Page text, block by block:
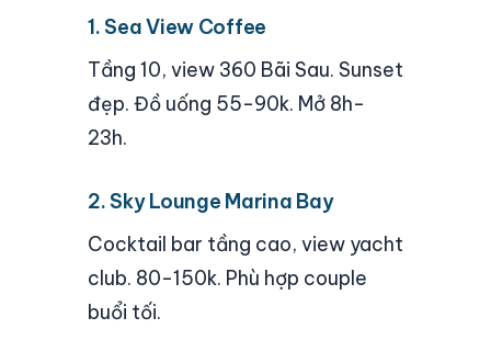
1. Sea View Coffee
Tầng 10, view 360 Bãi Sau. Sunset
đẹp. Đồ uống 55-90k. Mở 8h-
23h.
2. Sky Lounge Marina Bay
Cocktail bar tầng cao, view yacht
club. 80-150k. Phù hợp couple
buổi tối.